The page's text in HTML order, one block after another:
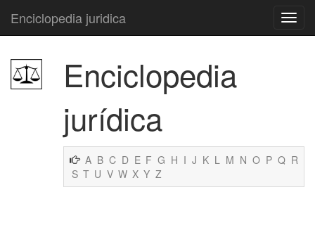
Enciclopedia juridica
Enciclopedia
jurídica
A B C D E F G H I J K L M N O P Q R
S T U V W X Y Z